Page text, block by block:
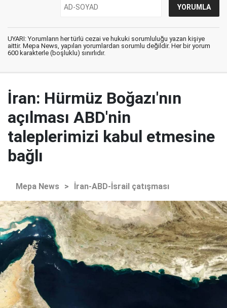
UYARI: Yorumların her türlü cezai ve hukuki sorumluluğu yazan kişiye
aittir. Mepa News, yapılan yorumlardan sorumlu değildir. Her bir yorum
600 karakterle (boşluklu) sınırlıdır.
İran: Hürmüz Boğazı'nın
açılması ABD'nin
taleplerimizi kabul etmesine
bağlı
Mepa News > İran-ABD-İsrail çatışması